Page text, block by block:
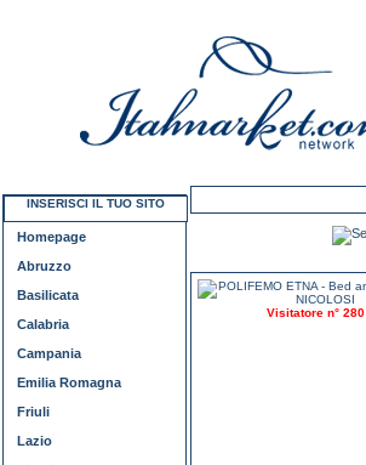
Visitatore n° 280
INSERISCI IL TUO SITO
Homepage
Abruzzo
Basilicata
Calabria
Campania
Emilia Romagna
Friuli
Lazio